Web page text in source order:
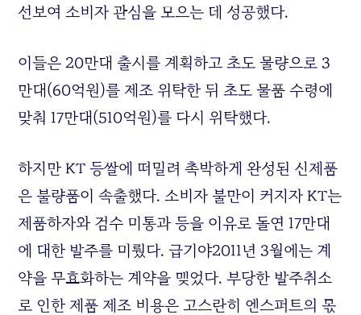
선보여 소비자 관심을 모으는 데 성공했다.
이들은20만대 출시를 계획하고 초도 물량으로3
만대(60억원)를 제조 위탁한 뒤 초도 물품 수령에
맞춰17만대(510억원)를 다시 위탁했다.
하지만KT등쌀에 떠밀려 촉박하게 완성된 신제품
은 불량품이 속출했다.소비자 불만이 커지자KT는
제품하자와 검수 미통과 등을 이유로 돌연17만대
에 대한 발주를 미뤘다.급기야2011년3월에는 계
약을 무효화하는 계약을 맺었다.부당한 발주취소
로 인한 제품 제조 비용은 고스란히 엔스퍼트의 몫